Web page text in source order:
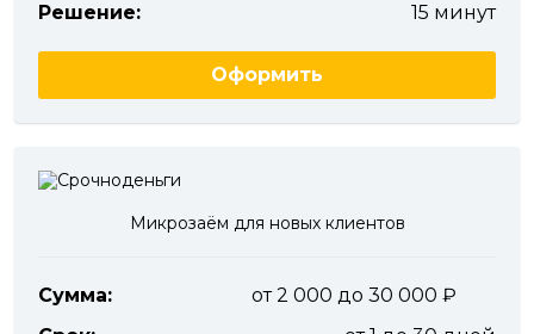
Решение:
15 минут
Оформить
Микрозаём для новых клиентов
Сумма:
от 2 000 до 30 000